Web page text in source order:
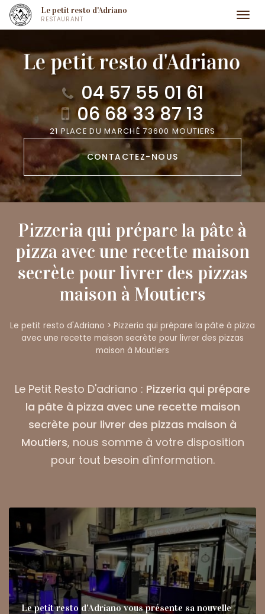
Aller
au
principal
Le petit resto d'Adriano
RESTAURANT
04 57 55 01 61
06 68 33 87 13
21 PLACE DU MARCHÉ 73600 MOUTIERS
CONTACTEZ-NOUS
Pizzeria qui prépare la pâte à
pizza avec une recette maison
secrète pour livrer des pizzas
maison à Moutiers
Le petit resto d'Adriano > Pizzeria qui prépare la pâte à pizza
avec une recette maison secrète pour livrer des pizzas
maison à Moutiers
Le Petit Resto D'adriano : Pizzeria qui prépare
la pâte à pizza avec une recette maison
secrète pour livrer des pizzas maison à
Moutiers, nous somme à votre disposition
pour tout besoin d'information.
Le petit resto d'Adriano vous présente sa nouvelle